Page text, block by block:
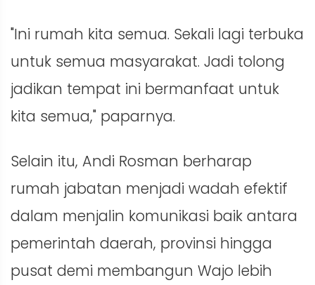
"Ini rumah kita semua. Sekali lagi terbuka
untuk semua masyarakat. Jadi tolong
jadikan tempat ini bermanfaat untuk
kita semua," paparnya.
Selain itu, Andi Rosman berharap
rumah jabatan menjadi wadah efektif
dalam menjalin komunikasi baik antara
pemerintah daerah, provinsi hingga
pusat demi membangun Wajo lebih